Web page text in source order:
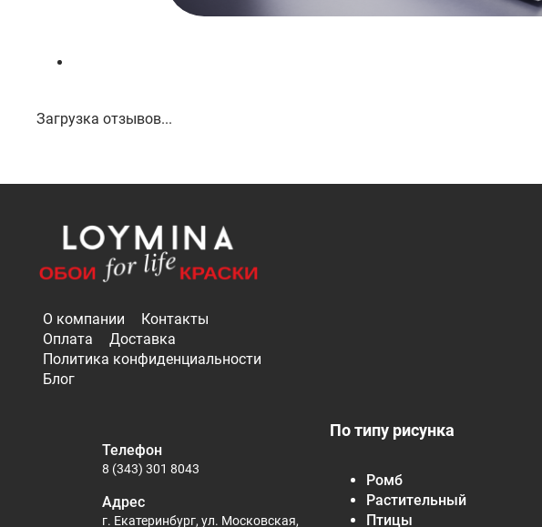
Загрузка отзывов...
О компании
Контакты
Оплата
Доставка
Политика конфиденциальности
Блог
По типу рисунка
Ромб
Растительный
Птицы
Телефон
8 (343) 301 8043
Адрес
г. Екатеринбург, ул. Московская,